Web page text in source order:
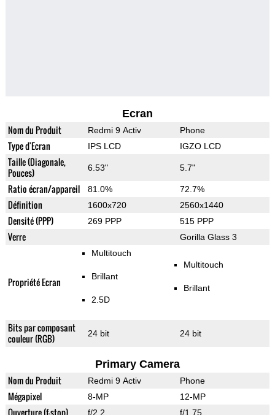
Ecran
Nom du Produit Redmi 9 Activ Phone
Type d'Ecran IPS LCD IGZO LCD
Taille (Diagonale,
Pouces)
6.53" 5.7"
Ratio écran/appareil 81.0% 72.7%
Définition 1600x720 2560x1440
Densité (PPP) 269 PPP 515 PPP
Verre Gorilla Glass 3
Propriété Ecran
Multitouch
Brillant
2.5D
Multitouch
Brillant
Bits par composant
couleur (RGB)
24 bit 24 bit
Primary Camera
Nom du Produit Redmi 9 Activ Phone
Mégapixel 8-MP 12-MP
Ouverture (f-stop) f/2.2 f/1.75